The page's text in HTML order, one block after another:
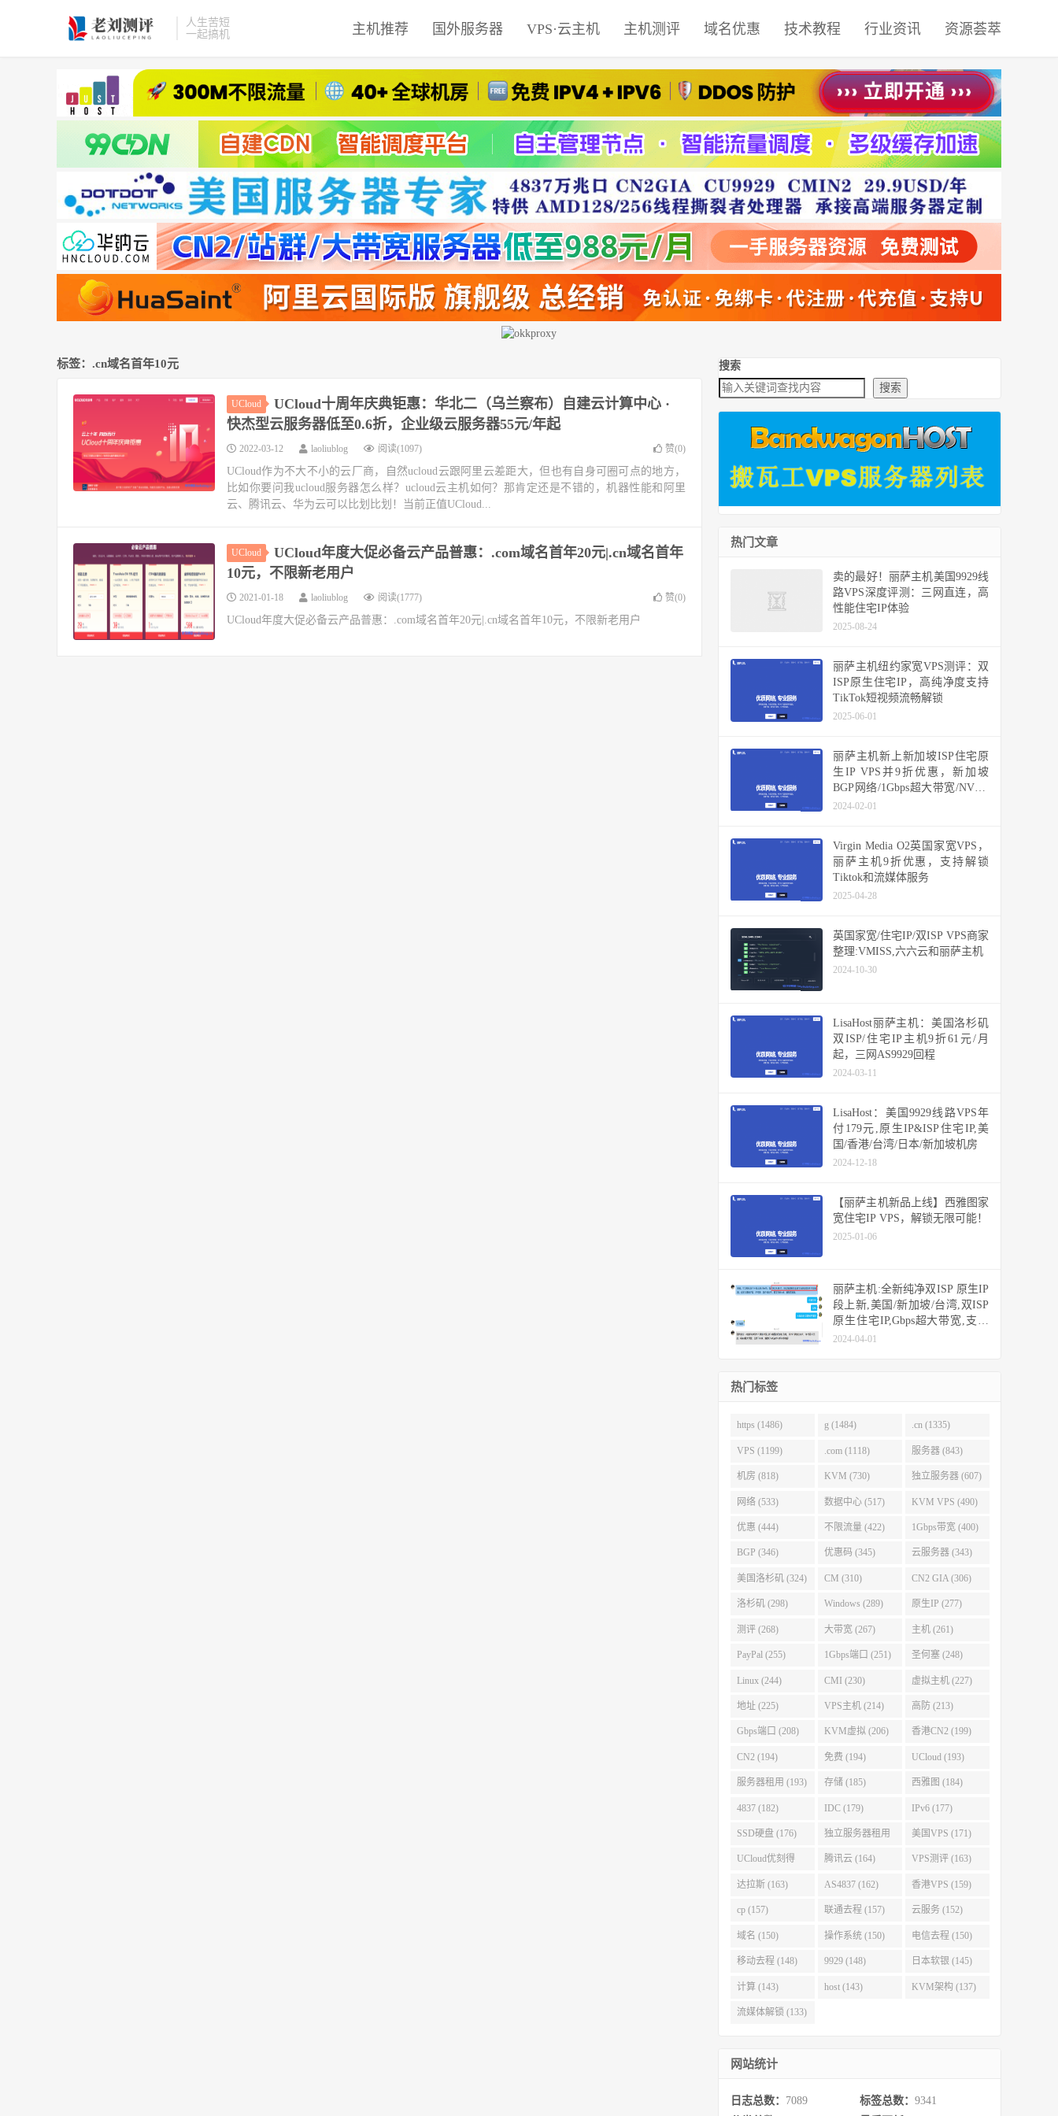
人生苦短
一起搞机
主机推荐 国外服务器 VPS·云主机 主机测评 域名优惠 技术教程 行业资讯 资源荟萃
标签：.cn域名首年10元
UCloud
UCloud十周年庆典钜惠：华北二（乌兰察布）自建云计算中心 ·
快杰型云服务器低至0.6折，企业级云服务器55元/年起
2022-03-12 laoliublog 阅读(1097) 赞(0)
UCloud作为不大不小的云厂商，自然ucloud云跟阿里云差距大，但也有自身可圈可点的地方，
比如你要问我ucloud服务器怎么样？ucloud云主机如何？那肯定还是不错的，机器性能和阿里
云、腾讯云、华为云可以比划比划！当前正值UCloud...
UCloud
UCloud年度大促必备云产品普惠：.com域名首年20元|.cn域名首年
10元，不限新老用户
2021-01-18 laoliublog 阅读(1777) 赞(0)
UCloud年度大促必备云产品普惠：.com域名首年20元|.cn域名首年10元，不限新老用户
搜索
搜索
热门文章
卖的最好！丽萨主机美国9929线
路VPS深度评测：三网直连，高
性能住宅IP体验
2025-08-24
丽萨主机纽约家宽VPS测评：双
ISP原生住宅IP，高纯净度支持
TikTok短视频流畅解锁
2025-06-01
丽萨主机新上新加坡ISP住宅原
生IP VPS并9折优惠，新加坡
BGP网络/1Gbps超大带宽/NVMe
硬盘
2024-02-01
Virgin Media O2英国家宽VPS，
丽萨主机9折优惠，支持解锁
Tiktok和流媒体服务
2025-04-28
英国家宽/住宅IP/双ISP VPS商家
整理:VMISS,六六云和丽萨主机
2024-10-30
LisaHost丽萨主机：美国洛杉矶
双ISP/住宅IP主机9折61元/月
起，三网AS9929回程
2024-03-11
LisaHost：美国9929线路VPS年
付179元,原生IP&ISP住宅IP,美
国/香港/台湾/日本/新加坡机房
2024-12-18
【丽萨主机新品上线】西雅图家
宽住宅IP VPS，解锁无限可能！
2025-01-06
丽萨主机:全新纯净双ISP 原生IP
段上新,美国/新加坡/台湾,双ISP
原生住宅IP,Gbps超大带宽,支持
Tiktok/解锁ChatGpt/NetFlix
2024-04-01
热门标签
https (1486) g (1484) .cn (1335)
VPS (1199) .com (1118) 服务器 (843)
机房 (818) KVM (730) 独立服务器 (607)
网络 (533) 数据中心 (517) KVM VPS (490)
优惠 (444) 不限流量 (422) 1Gbps带宽 (400)
BGP (346) 优惠码 (345) 云服务器 (343)
美国洛杉矶 (324) CM (310) CN2 GIA (306)
洛杉矶 (298) Windows (289) 原生IP (277)
测评 (268) 大带宽 (267) 主机 (261)
PayPal (255) 1Gbps端口 (251) 圣何塞 (248)
Linux (244) CMI (230) 虚拟主机 (227)
地址 (225) VPS主机 (214) 高防 (213)
Gbps端口 (208) KVM虚拟 (206) 香港CN2 (199)
CN2 (194) 免费 (194) UCloud (193)
服务器租用 (193) 存储 (185) 西雅图 (184)
4837 (182) IDC (179) IPv6 (177)
SSD硬盘 (176) 独立服务器租用
(175)
美国VPS (171)
UCloud优刻得
(168)
腾讯云 (164) VPS测评 (163)
达拉斯 (163) AS4837 (162) 香港VPS (159)
cp (157) 联通去程 (157) 云服务 (152)
域名 (150) 操作系统 (150) 电信去程 (150)
移动去程 (148) 9929 (148) 日本软银 (145)
计算 (143) host (143) KVM架构 (137)
流媒体解锁 (133)
网站统计
日志总数： 7089 标签总数： 9341